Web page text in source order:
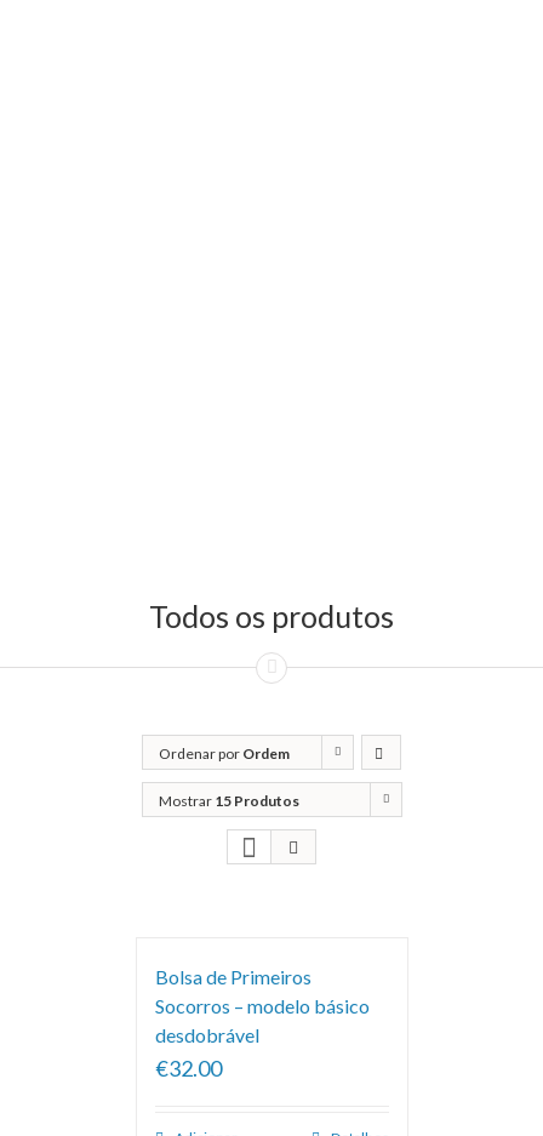
Todos os produtos
Ordenar por Ordem
predefinida
Mostrar 15 Produtos
Bolsa de Primeiros
Socorros – modelo básico
desdobrável
€32.00